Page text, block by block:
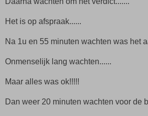
Het is op afspraak......
Na 1u en 55 minuten wachten was het
Onmenselijk lang wachten......
Maar alles was ok!!!!!
Dan weer 20 minuten wachten voor de